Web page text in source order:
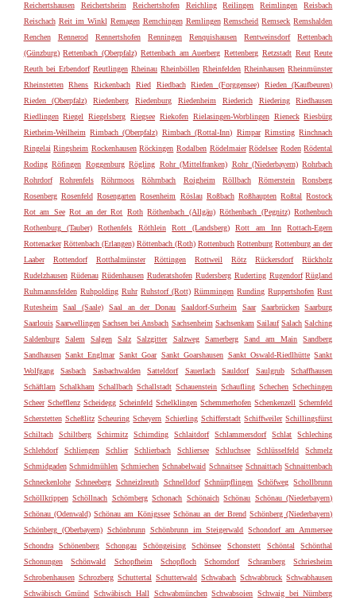
Reichertshausen
Reichertsheim Reichertshofen Reichling Reilingen Reimlingen
Reisbach
Reischach Reit im Winkl Remagen Remchingen Remlingen Remscheid Remseck Remshalden
Renchen
Rennerod Rennertshofen Renningen Renquishausen Rentweinsdorf
Rettenbach
(Günzburg) Rettenbach (Oberpfalz) Rettenbach am Auerberg Rettenberg Retzstadt Reut Reute
Reuth bei Erbendorf Reutlingen Rheinau Rheinböllen Rheinfelden Rheinhausen Rheinmünster
Rheinstetten
Rhens Rickenbach Ried Riedbach Rieden (Forggensee)
Rieden (Kaufbeuren)
Rieden (Oberpfalz)
Riedenberg Riedenburg Riedenheim Riederich Riedering
Riedhausen
Riedlingen Riegel Riegelsberg Riegsee Riekofen Rielasingen-Worblingen Rieneck Riesbürg
Rietheim-Weilheim Rimbach (Oberpfalz) Rimbach (Rottal-Inn) Rimpar Rimsting Rinchnach
Ringelai Ringsheim Rockenhausen Röckingen Rodalben Rödelmaier Rödelsee Roden Rödental
Roding Röfingen Roggenburg Rögling Rohr (Mittelfranken) Rohr (Niederbayern) Rohrbach
Rohrdorf
Rohrenfels Röhrmoos Röhrnbach Roigheim Röllbach Römerstein
Ronsberg
Rosenberg Rosenfeld Rosengarten Rosenheim Röslau Roßbach Roßhaupten Roßtal Rostock
Rot am See Rot an der Rot Roth Röthenbach (Allgäu) Röthenbach (Pegnitz) Rothenbuch
Rothenburg (Tauber)
Rothenfels Röthlein Rott (Landsberg) Rott am Inn
Rottach-Egern
Rottenacker Röttenbach (Erlangen) Röttenbach (Roth) Rottenbuch Rottenburg Rottenburg an der
Laaber
Rottendorf Rotthalmünster Röttingen Rottweil Rötz Rückersdorf
Rückholz
Rudelzhausen Rüdenau Rüdenhausen Ruderatshofen Rudersberg Ruderting Rugendorf Rügland
Ruhmannsfelden Ruhpolding Ruhr Ruhstorf (Rott) Rümmingen Runding Ruppertshofen Rust
Rutesheim
Saal (Saale) Saal an der Donau Saaldorf-Surheim Saar Saarbrücken
Saarburg
Saarlouis Saarwellingen Sachsen bei Ansbach Sachsenheim Sachsenkam Sailauf Salach Salching
Saldenburg
Salem Salgen Salz Salzgitter Salzweg Samerberg Sand am Main
Sandberg
Sandhausen Sankt Englmar Sankt Goar Sankt Goarshausen Sankt Oswald-Riedlhütte Sankt
Wolfgang
Sasbach Sasbachwalden Satteldorf Sauerlach Sauldorf Saulgrub
Schaffhausen
Schäftlarn Schalkham Schallbach Schallstadt Schauenstein Schaufling Schechen Schechingen
Scheer Schefflenz Scheidegg Scheinfeld Schelklingen Schemmerhofen Schenkenzell Schernfeld
Scherstetten Scheßlitz Scheuring Scheyern Schierling Schifferstadt Schiffweiler Schillingsfürst
Schiltach
Schiltberg Schirmitz Schirnding Schlaitdorf Schlammersdorf Schlat
Schleching
Schlehdorf
Schliengen Schlier Schlierbach Schliersee Schluchsee Schlüsselfeld
Schmelz
Schmidgaden Schmidmühlen Schmiechen Schnabelwaid Schnaitsee Schnaittach Schnaittenbach
Schneckenlohe Schneeberg Schneizlreuth Schnelldorf Schnürpflingen Schöfweg Schollbrunn
Schöllkrippen Schöllnach Schömberg Schonach Schönaich Schönau Schönau (Niederbayern)
Schönau (Odenwald) Schönau am Königssee Schönau an der Brend Schönberg (Niederbayern)
Schönberg (Oberbayern) Schönbrunn Schönbrunn im Steigerwald Schondorf am Ammersee
Schondra
Schönenberg Schongau Schöngeising Schönsee Schonstett Schöntal
Schönthal
Schonungen
Schönwald Schopfheim Schopfloch Schorndorf Schramberg
Schriesheim
Schrobenhausen Schrozberg Schuttertal Schutterwald Schwabach Schwabbruck Schwabhausen
Schwäbisch Gmünd Schwäbisch Hall Schwabmünchen Schwabsoien Schwaig bei Nürnberg